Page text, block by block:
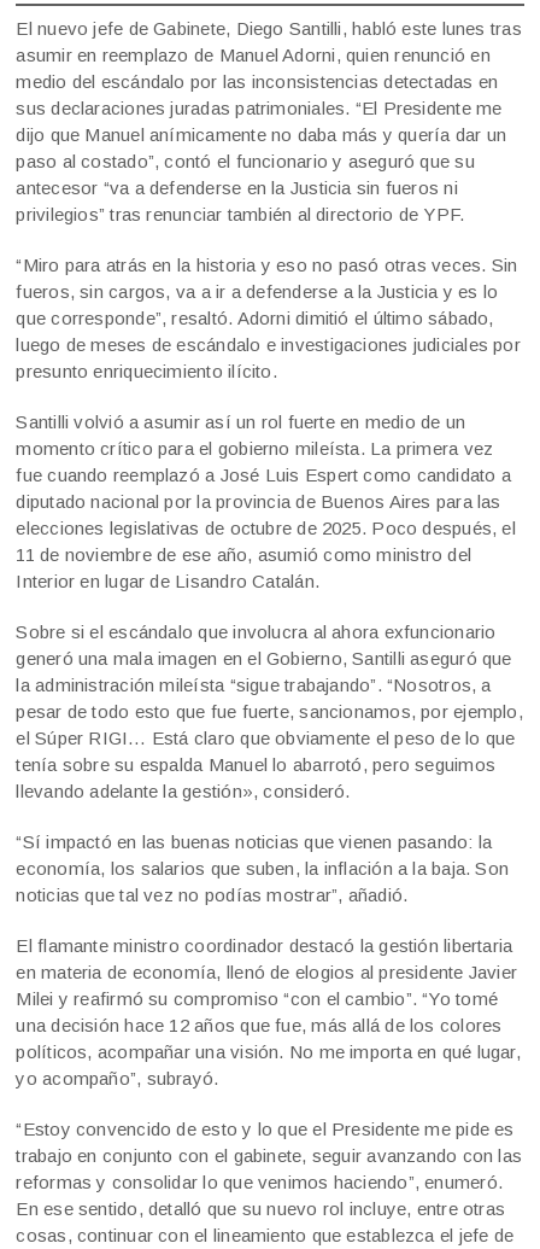
El nuevo jefe de Gabinete, Diego Santilli, habló este lunes tras
asumir en reemplazo de Manuel Adorni, quien renunció en
medio del escándalo por las inconsistencias detectadas en
sus declaraciones juradas patrimoniales. “El Presidente me
dijo que Manuel anímicamente no daba más y quería dar un
paso al costado”, contó el funcionario y aseguró que su
antecesor “va a defenderse en la Justicia sin fueros ni
privilegios” tras renunciar también al directorio de YPF.
“Miro para atrás en la historia y eso no pasó otras veces. Sin
fueros, sin cargos, va a ir a defenderse a la Justicia y es lo
que corresponde”, resaltó. Adorni dimitió el último sábado,
luego de meses de escándalo e investigaciones judiciales por
presunto enriquecimiento ilícito.
Santilli volvió a asumir así un rol fuerte en medio de un
momento crítico para el gobierno mileísta. La primera vez
fue cuando reemplazó a José Luis Espert como candidato a
diputado nacional por la provincia de Buenos Aires para las
elecciones legislativas de octubre de 2025. Poco después, el
11 de noviembre de ese año, asumió como ministro del
Interior en lugar de Lisandro Catalán.
Sobre si el escándalo que involucra al ahora exfuncionario
generó una mala imagen en el Gobierno, Santilli aseguró que
la administración mileísta “sigue trabajando”. “Nosotros, a
pesar de todo esto que fue fuerte, sancionamos, por ejemplo,
el Súper RIGI… Está claro que obviamente el peso de lo que
tenía sobre su espalda Manuel lo abarrotó, pero seguimos
llevando adelante la gestión», consideró.
“Sí impactó en las buenas noticias que vienen pasando: la
economía, los salarios que suben, la inflación a la baja. Son
noticias que tal vez no podías mostrar”, añadió.
El flamante ministro coordinador destacó la gestión libertaria
en materia de economía, llenó de elogios al presidente Javier
Milei y reafirmó su compromiso “con el cambio”. “Yo tomé
una decisión hace 12 años que fue, más allá de los colores
políticos, acompañar una visión. No me importa en qué lugar,
yo acompaño”, subrayó.
“Estoy convencido de esto y lo que el Presidente me pide es
trabajo en conjunto con el gabinete, seguir avanzando con las
reformas y consolidar lo que venimos haciendo”, enumeró.
En ese sentido, detalló que su nuevo rol incluye, entre otras
cosas, continuar con el lineamiento que establezca el jefe de